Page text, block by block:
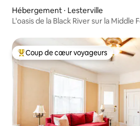
Hébergement ⋅ Lesterville
L'oasis de la Black River sur la Middle
Coups de cœur voyageurs les plus
Coup de cœur voyageurs